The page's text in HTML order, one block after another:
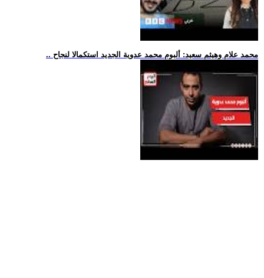
.. محمد علام وهيثم سعيد: ألبوم محمد عدوية الجديد استكمالا لنجاح